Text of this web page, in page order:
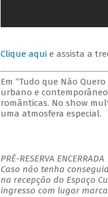
Clique aquie assista a
Em “Tudo que Não
urbano e
românticas. No show
uma atmosfera especial.
PRÉ-RESERVA ENCERRADA
Caso não tenha
na recepção do Espaço
ingresso com lugar